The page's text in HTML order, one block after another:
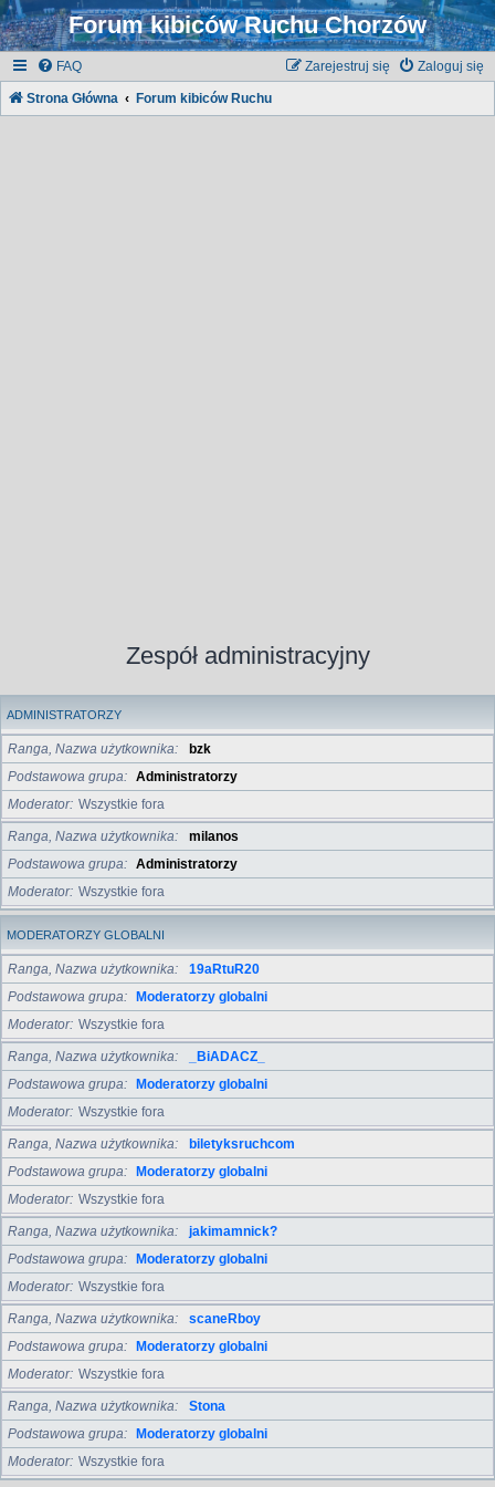
Forum kibiców Ruchu Chorzów
FAQ Zaloguj się
Zarejestruj się
Strona Główna Forum kibiców Ruchu
Zespół administracyjny
ADMINISTRATORZY
Ranga, Nazwa użytkownika
bzk
Podstawowa grupa
Administratorzy
Moderator Wszystkie fora
Ranga, Nazwa użytkownika
milanos
Podstawowa grupa
Administratorzy
Moderator Wszystkie fora
MODERATORZY GLOBALNI
Ranga, Nazwa użytkownika
19aRtuR20
Podstawowa grupa
Moderatorzy globalni
Moderator Wszystkie fora
Ranga, Nazwa użytkownika
_BiADACZ_
Podstawowa grupa
Moderatorzy globalni
Moderator Wszystkie fora
Ranga, Nazwa użytkownika
biletyksruchcom
Podstawowa grupa
Moderatorzy globalni
Moderator Wszystkie fora
Ranga, Nazwa użytkownika
jakimamnick?
Podstawowa grupa
Moderatorzy globalni
Moderator Wszystkie fora
Ranga, Nazwa użytkownika
scaneRboy
Podstawowa grupa
Moderatorzy globalni
Moderator Wszystkie fora
Ranga, Nazwa użytkownika
Stona
Podstawowa grupa
Moderatorzy globalni
Moderator Wszystkie fora